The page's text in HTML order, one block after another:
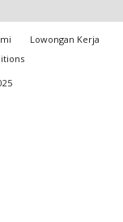
Lowongan Kerja